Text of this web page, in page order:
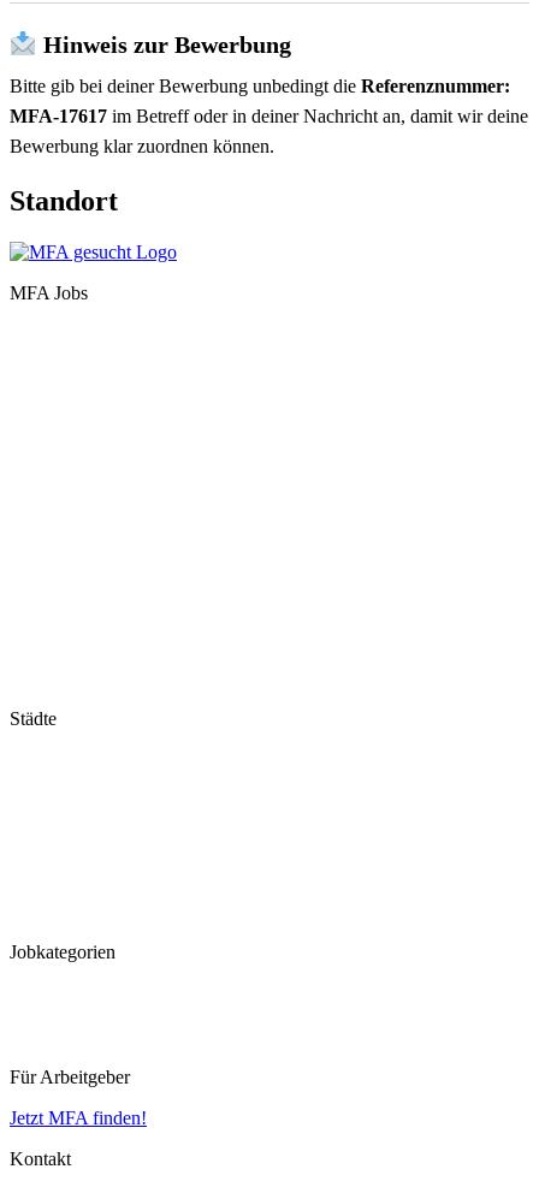
Hinweis zur Bewerbung
Bitte gib bei deiner Bewerbung unbedingt die Referenznummer:
MFA-17617 im Betreff oder in deiner Nachricht an, damit wir deine
Bewerbung klar zuordnen können.
Standort
MFA Jobs
Städte
Jobkategorien
Für Arbeitgeber
Jetzt MFA finden!
Kontakt